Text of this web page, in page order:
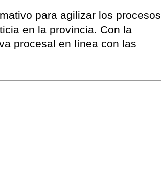
para agilizar los procesos
en la provincia. Con la
procesal en línea con las